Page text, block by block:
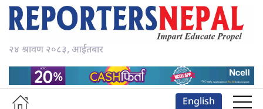
२४ श्रावण २०८३, आईतबार
English